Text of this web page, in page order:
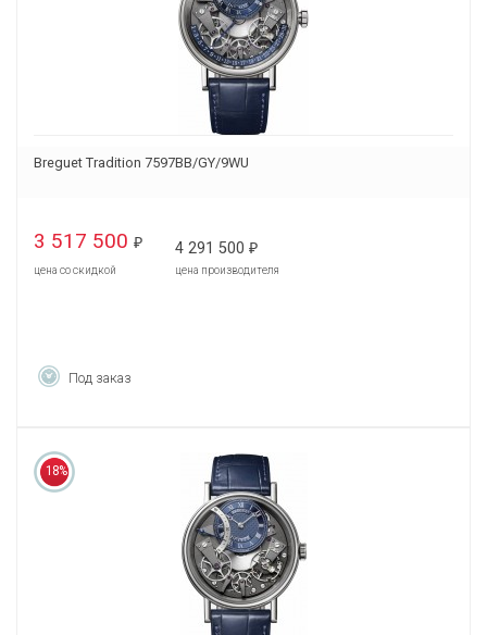
Breguet Tradition 7597BB/GY/9WU
3 517 500 ₽
цена со скидкой
4 291 500 ₽
цена производителя
Под заказ
18%